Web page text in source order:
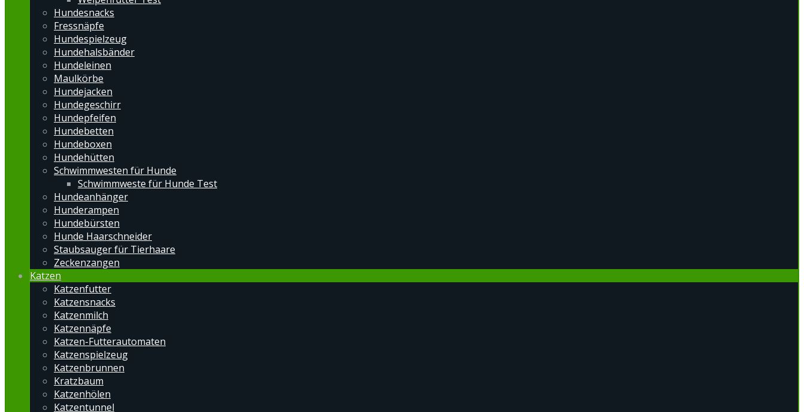
Hundesnacks
Fressnäpfe
Hundespielzeug
Hundehalsbänder
Hundeleinen
Maulkörbe
Hundejacken
Hundegeschirr
Hundepfeifen
Hundebetten
Hundeboxen
Hundehütten
Schwimmwesten für Hunde
Schwimmweste für Hunde Test
Hundeanhänger
Hunderampen
Hundebürsten
Hunde Haarschneider
Staubsauger für Tierhaare
Zeckenzangen
Katzen
Katzenfutter
Katzensnacks
Katzenmilch
Katzennäpfe
Katzen-Futterautomaten
Katzenspielzeug
Katzenbrunnen
Kratzbaum
Katzenhölen
Katzentunnel